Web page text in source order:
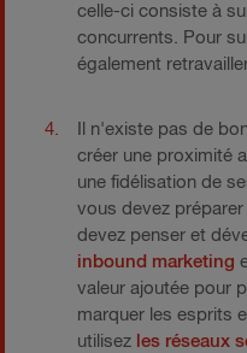
celle-ci consiste à
concurrents. Pour
également
Il n'existe pas de
créer une proximité
une fidélisation de
vous devez
devez penser et
inbound marketing
valeur ajoutée pour
marquer les esprits
utilisez les réseaux